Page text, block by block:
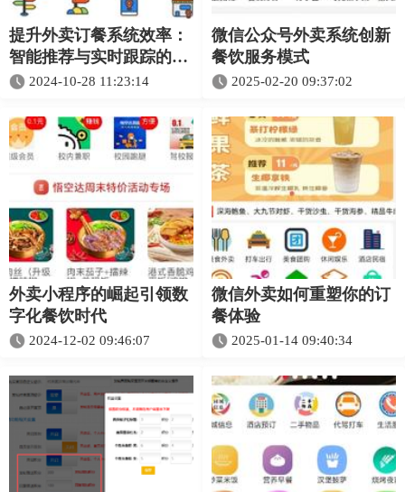
提升外卖订餐系统效率：
智能推荐与实时跟踪的优
势 2024-10-28 11:23:14
微信公众号外卖系统创新
餐饮服务模式
2025-02-20 09:37:02
外卖小程序的崛起引领数
字化餐饮时代
2024-12-02 09:46:07
微信外卖如何重塑你的订
餐体验
2025-01-14 09:40:34